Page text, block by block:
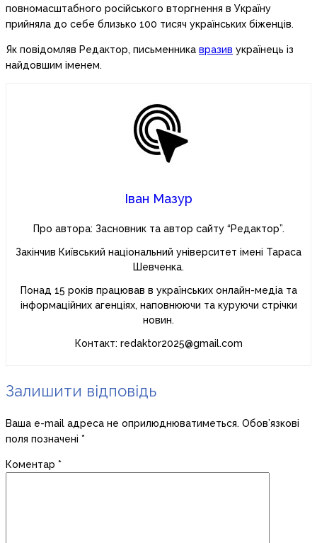
повномасштабного російського вторгнення в Україну
прийняла до себе близько 100 тисяч українських біженців.
Як повідомляв Редактор, письменника вразив українець із
найдовшим іменем.
Іван Мазур
Про автора: Засновник та автор сайту “Редактор”.
Закінчив Київський національний університет імені Тараса
Шевченка.
Понад 15 років працював в українських онлайн-медіа та
інформаційних агенціях, наповнюючи та куруючи стрічки
новин.
Контакт: redaktor2025@gmail.com
Залишити відповідь
Ваша e-mail адреса не оприлюднюватиметься. Обов’язкові
поля позначені *
Коментар *